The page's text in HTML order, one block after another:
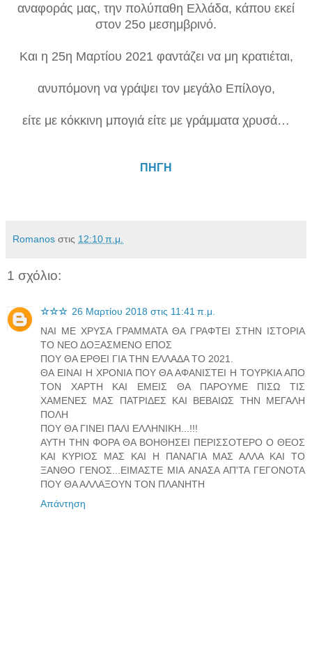
αναφοράς μας, την πολύπαθη Ελλάδα, κάπου εκεί
στον 25ο μεσημβρινό.
Και η 25η Μαρτίου 2021 φαντάζει να μη κρατιέται,
ανυπόμονη να γράψει τον μεγάλο Επίλογο,
είτε με κόκκινη μπογιά είτε με γράμματα χρυσά…
ΠΗΓΗ
Romanos στις 12:10 π.μ.
1 σχόλιο:
☆☆☆ 26 Μαρτίου 2018 στις 11:41 π.μ.
ΝΑΙ ΜΕ ΧΡΥΣΑ ΓΡΑΜΜΑΤΑ ΘΑ ΓΡΑΦΤΕΙ ΣΤΗΝ ΙΣΤΟΡΙΑ
ΤΟ ΝΕΟ ΔΟΞΑΣΜΕΝΟ ΕΠΟΣ
ΠΟΥ ΘΑ ΕΡΘΕΙ ΓΙΑ ΤΗΝ ΕΛΛΑΔΑ ΤΟ 2021.
ΘΑ ΕΙΝΑΙ Η ΧΡΟΝΙΑ ΠΟΥ ΘΑ ΑΦΑΝΙΣΤΕΙ Η ΤΟΥΡΚΙΑ ΑΠΟ
ΤΟΝ ΧΑΡΤΗ ΚΑΙ ΕΜΕΙΣ ΘΑ ΠΑΡΟΥΜΕ ΠΙΣΩ ΤΙΣ
ΧΑΜΕΝΕΣ ΜΑΣ ΠΑΤΡΙΔΕΣ ΚΑΙ ΒΕΒΑΙΩΣ ΤΗΝ ΜΕΓΑΛΗ
ΠΟΛΗ
ΠΟΥ ΘΑ ΓΙΝΕΙ ΠΑΛΙ ΕΛΛΗΝΙΚΗ...!!!
ΑΥΤΗ ΤΗΝ ΦΟΡΑ ΘΑ ΒΟΗΘΗΣΕΙ ΠΕΡΙΣΣΟΤΕΡΟ Ο ΘΕΟΣ
ΚΑΙ ΚΥΡΙΟΣ ΜΑΣ ΚΑΙ Η ΠΑΝΑΓΙΑ ΜΑΣ ΑΛΛΑ ΚΑΙ ΤΟ
ΞΑΝΘΟ ΓΕΝΟΣ...ΕΙΜΑΣΤΕ ΜΙΑ ΑΝΑΣΑ ΑΠ'ΤΑ ΓΕΓΟΝΟΤΑ
ΠΟΥ ΘΑ ΑΛΛΑΞΟΥΝ ΤΟΝ ΠΛΑΝΗΤΗ
Απάντηση